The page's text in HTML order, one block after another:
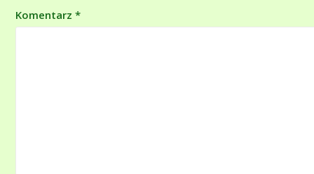
Komentarz *